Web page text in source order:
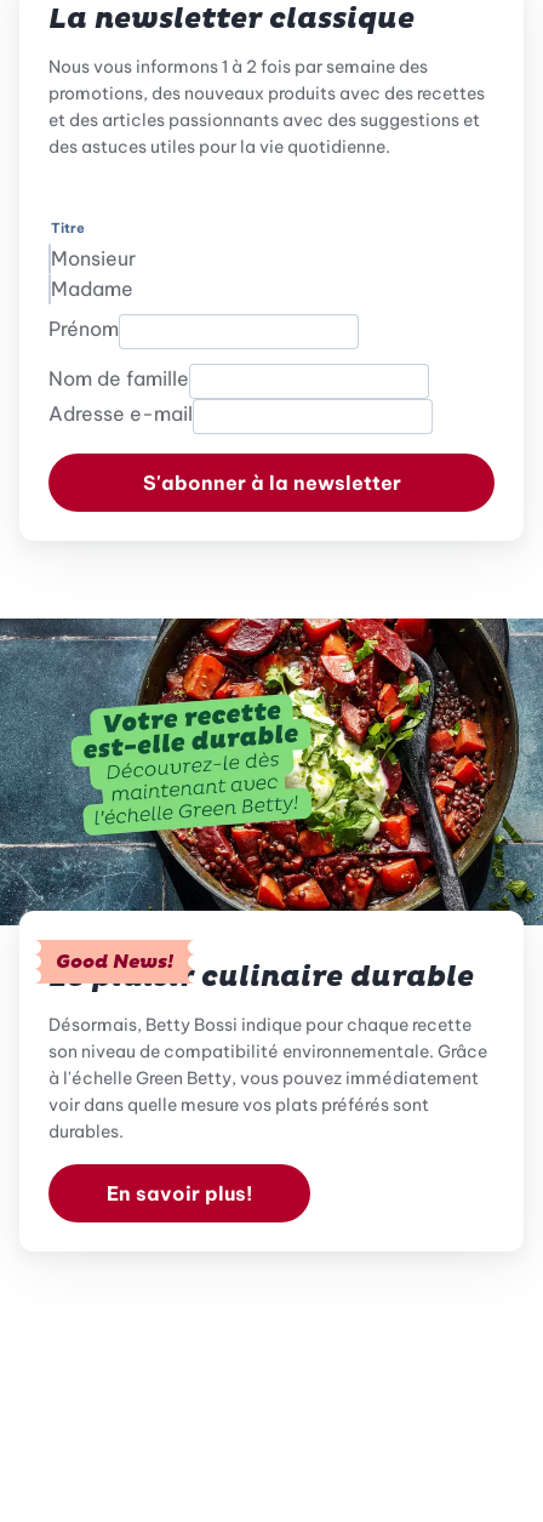
La newsletter classique
Nous vous informons 1 à 2 fois par semaine des
promotions, des nouveaux produits avec des recettes
et des articles passionnants avec des suggestions et
des astuces utiles pour la vie quotidienne.
Titre
Monsieur
Madame
Prénom
Nom de famille
Adresse e-mail
S'abonner à la newsletter
Good News!
Le plaisir culinaire durable
Désormais, Betty Bossi indique pour chaque recette
son niveau de compatibilité environnementale. Grâce
à l'échelle Green Betty, vous pouvez immédiatement
voir dans quelle mesure vos plats préférés sont
durables.
En savoir plus!